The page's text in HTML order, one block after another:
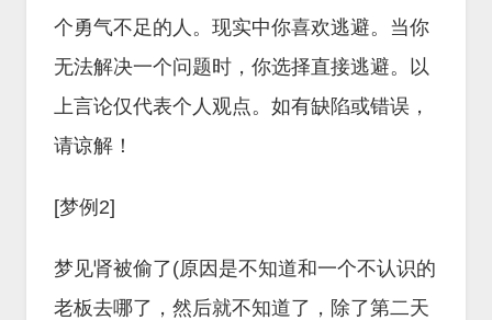
个勇气不足的人。现实中你喜欢逃避。当你
无法解决一个问题时，你选择直接逃避。以
上言论仅代表个人观点。如有缺陷或错误，
请谅解！
[梦例2]
梦见肾被偷了(原因是不知道和一个不认识的
老板去哪了，然后就不知道了，除了第二天